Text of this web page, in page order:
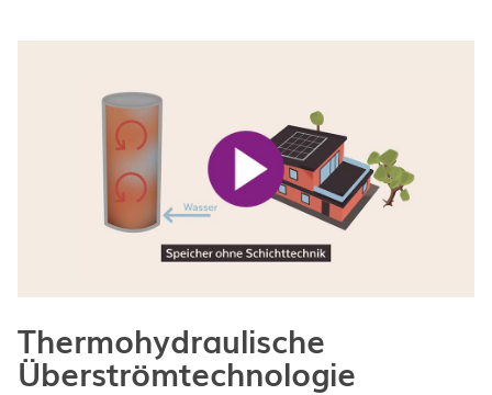
Thermohydraulische
Überströmtechnologie